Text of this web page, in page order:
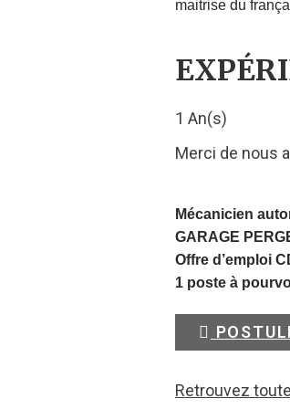
maitrise du
1 An(s)
Merci de nous
Mécanicien
GARAGE
Offre d’emploi
1 poste à
Retrouvez